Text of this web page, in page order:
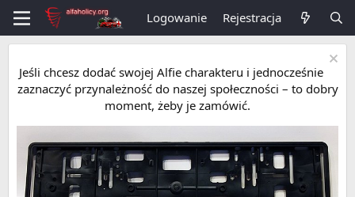
Logowanie Rejestracja
Jeśli chcesz dodać swojej Alfie charakteru i jednocześnie
zaznaczyć przynależność do naszej społeczności – to dobry
moment, żeby je zamówić.